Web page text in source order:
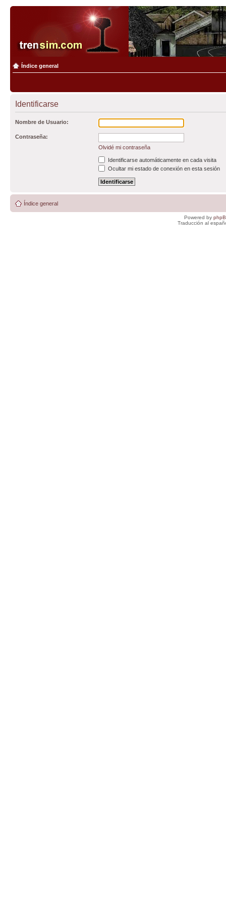
Índice general
Identificarse
Nombre de Usuario:
Contraseña:
Olvidé mi contraseña
Identificarse automáticamente en cada visita
Ocultar mi estado de conexión en esta sesión
Índice general
Powered by
Traducción al